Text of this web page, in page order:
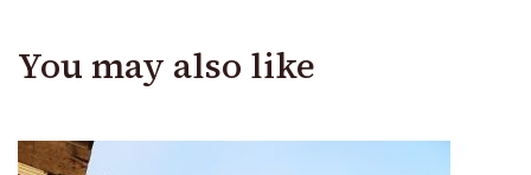
You may also like